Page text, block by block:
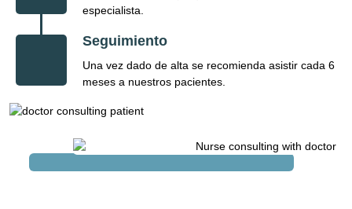
especialista.
Seguimiento
Una vez dado de alta se recomienda asistir cada 6
meses a nuestros pacientes.